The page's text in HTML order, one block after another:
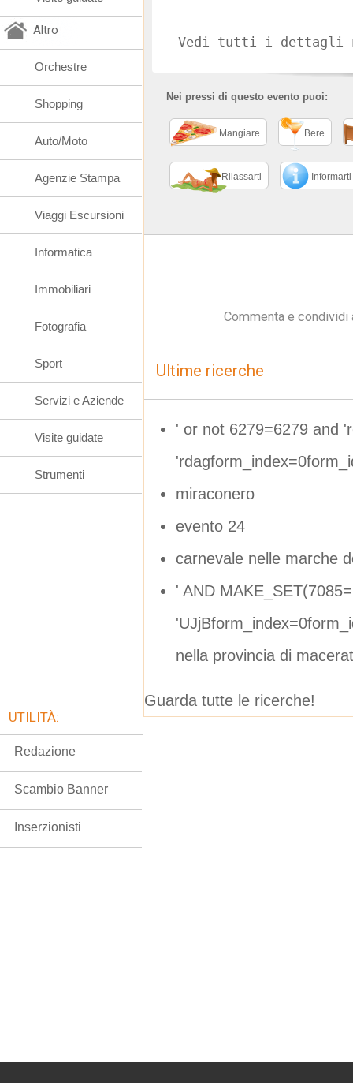
Vedi tutti i dettagli
Nei pressi di questo evento puoi:
Mangiare Bere
Rilassarti Informarti
Commenta e
Ultime ricerche
' or not 6279=6279 and
miraconero
evento 24
carnevale nelle marche
' AND
nella provincia di
Guarda tutte le ricerche!
Altro
Orchestre
Shopping
Auto/Moto
Agenzie Stampa
Viaggi Escursioni
Informatica
Immobiliari
Fotografia
Sport
Servizi e Aziende
Visite guidate
Strumenti
UTILITÀ:
Redazione
Scambio Banner
Inserzionisti